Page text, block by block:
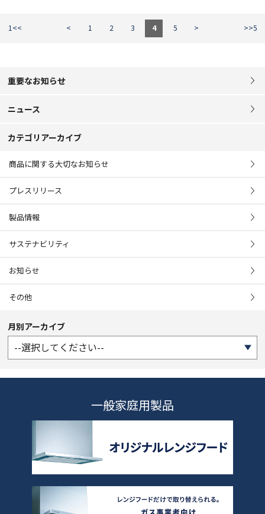
1<< < 1 2 3 4 5 > >>5
重要なお知らせ
ニュース
カテゴリアーカイブ
商品に関する大切なお知らせ
プレスリリース
製品情報
サステナビリティ
お知らせ
その他
月別アーカイブ
一般家庭用製品